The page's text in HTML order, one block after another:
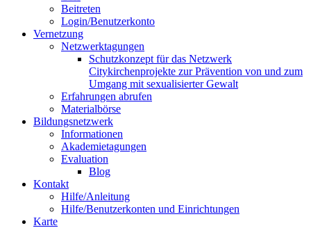
Beitreten
Login/Benutzerkonto
Vernetzung
Netzwerktagungen
Schutzkonzept für das Netzwerk
Citykirchenprojekte zur Prävention von und zum
Umgang mit sexualisierter Gewalt
Erfahrungen abrufen
Materialbörse
Bildungsnetzwerk
Informationen
Akademietagungen
Evaluation
Blog
Kontakt
Hilfe/Anleitung
Hilfe/Benutzerkonten und Einrichtungen
Karte